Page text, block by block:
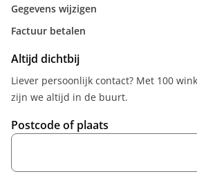
Gegevens wijzigen
Factuur betalen
Altijd dichtbij
Liever persoonlijk contact? Met 100
zijn we altijd in de buurt.
Postcode of plaats